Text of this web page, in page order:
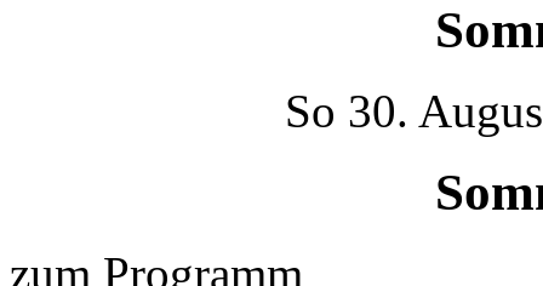
So 30.
zum Programm